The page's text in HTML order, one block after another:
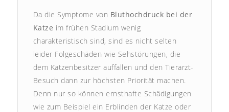
Da die Symptome von Bluthochdruck bei der
Katze im frühen Stadium wenig
charakteristisch sind, sind es nicht selten
leider Folgeschäden wie Sehstörungen, die
dem Katzenbesitzer auffallen und den Tierarzt-
Besuch dann zur höchsten Priorität machen.
Denn nur so können ernsthafte Schädigungen
wie zum Beispiel ein Erblinden der Katze oder